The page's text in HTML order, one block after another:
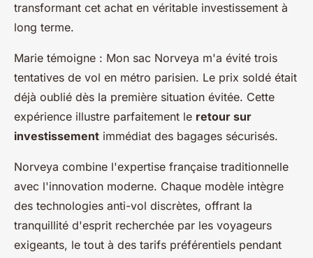
transformant cet achat en véritable investissement à
long terme.
Marie témoigne : Mon sac Norveya m'a évité trois
tentatives de vol en métro parisien. Le prix soldé était
déjà oublié dès la première situation évitée. Cette
expérience illustre parfaitement le retour sur
investissement immédiat des bagages sécurisés.
Norveya combine l'expertise française traditionnelle
avec l'innovation moderne. Chaque modèle intègre
des technologies anti-vol discrètes, offrant la
tranquillité d'esprit recherchée par les voyageurs
exigeants, le tout à des tarifs préférentiels pendant